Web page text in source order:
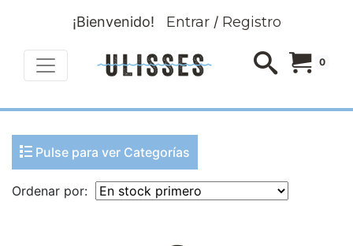
¡Bienvenido! Entrar/ Registro
0
Pulse para ver Categorías
Ordenar por: